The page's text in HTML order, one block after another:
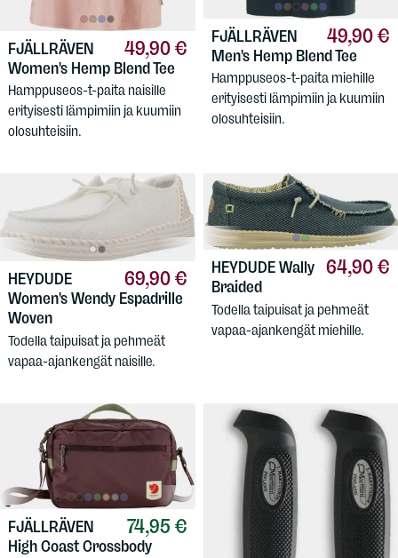
49,90 €
FJÄLLRÄVEN
Women's Hemp Blend Tee
Hamppuseos-t-paita naisille
erityisesti lämpimiin ja kuumiin
olosuhteisiin.
49,90 €
FJÄLLRÄVEN
Men's Hemp Blend Tee
Hamppuseos-t-paita miehille
erityisesti lämpimiin ja kuumiin
olosuhteisiin.
69,90 €
HEYDUDE
Women's Wendy Espadrille
Woven
Todella taipuisat ja pehmeät
vapaa-ajankengät naisille.
64,90 €
HEYDUDEWally
Braided
Todella taipuisat ja pehmeät
vapaa-ajankengät miehille.
74,95 €
FJÄLLRÄVEN
High Coast Crossbody